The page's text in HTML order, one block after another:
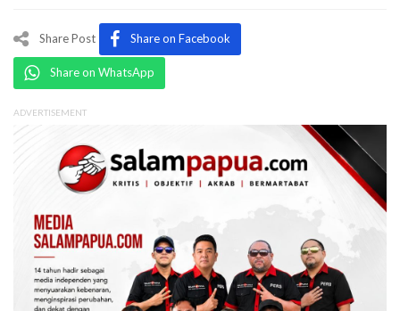
Share Post Share on Facebook
Share on WhatsApp
ADVERTISEMENT